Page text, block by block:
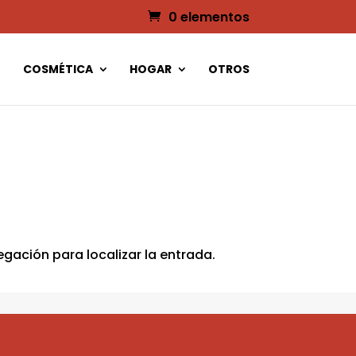
0 elementos
COSMÉTICA HOGAR OTROS
para localizar la entrada.